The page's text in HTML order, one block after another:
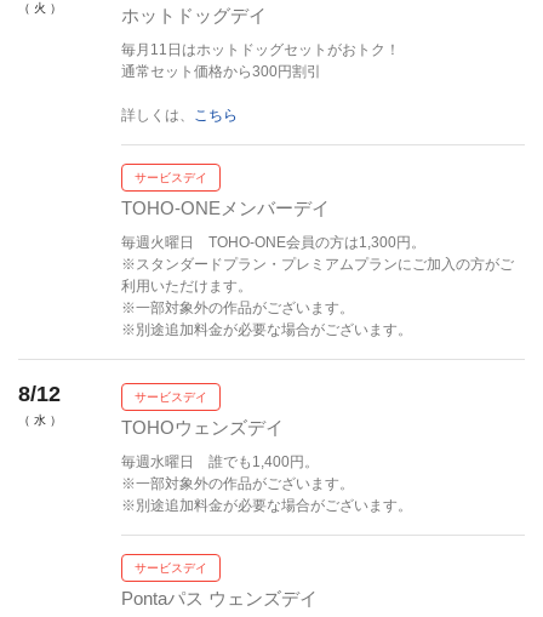
（ 火 ） ホットドッグデイ
毎月11日はホットドッグセットがおトク！
通常セット価格から300円割引
詳しくは、 こちら
サービスデイ
TOHO-ONEメンバーデイ
毎週火曜日 TOHO-ONE会員の方は1,300円。
※スタンダードプラン・プレミアムプランにご加入の方がご
利用いただけます。
※一部対象外の作品がございます。
※別途追加料金が必要な場合がございます。
8/12
（ 水 ）
サービスデイ
TOHOウェンズデイ
毎週水曜日 誰でも1,400円。
※一部対象外の作品がございます。
※別途追加料金が必要な場合がございます。
サービスデイ
Pontaパス ウェンズデイ